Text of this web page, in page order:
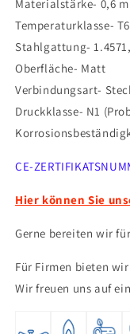
V4A,
V2A
-
Abgasrohr
Sanierung
FU
Jeremias
-
FU
Materialstärke- 0,6
Temperaturklasse-
Stahlgattung-
Oberfläche- Matt
Verbindungsart-
Druckklasse- N1
CE-
Hier können Sie
Gerne bereiten wir
Für Firmen bieten
Wir freuen uns auf